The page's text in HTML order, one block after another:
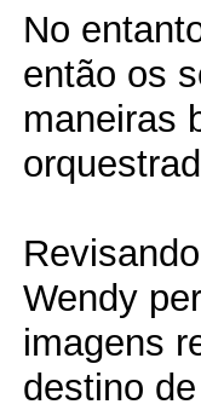
No
então os
maneiras
Wendy
imagens
destino